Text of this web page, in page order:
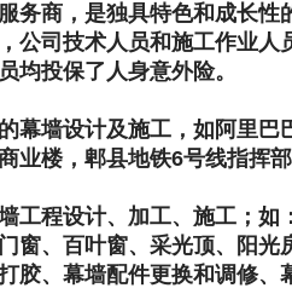
务商，是独具特色和成长
公司技术人员和施工作业
均投保了人身意外险。
幕墙设计及施工，如阿里
业楼，郫县地铁6号线指挥
工程设计、加工、施工；
窗、百叶窗、采光顶、阳光
胶、幕墙配件更换和调修、